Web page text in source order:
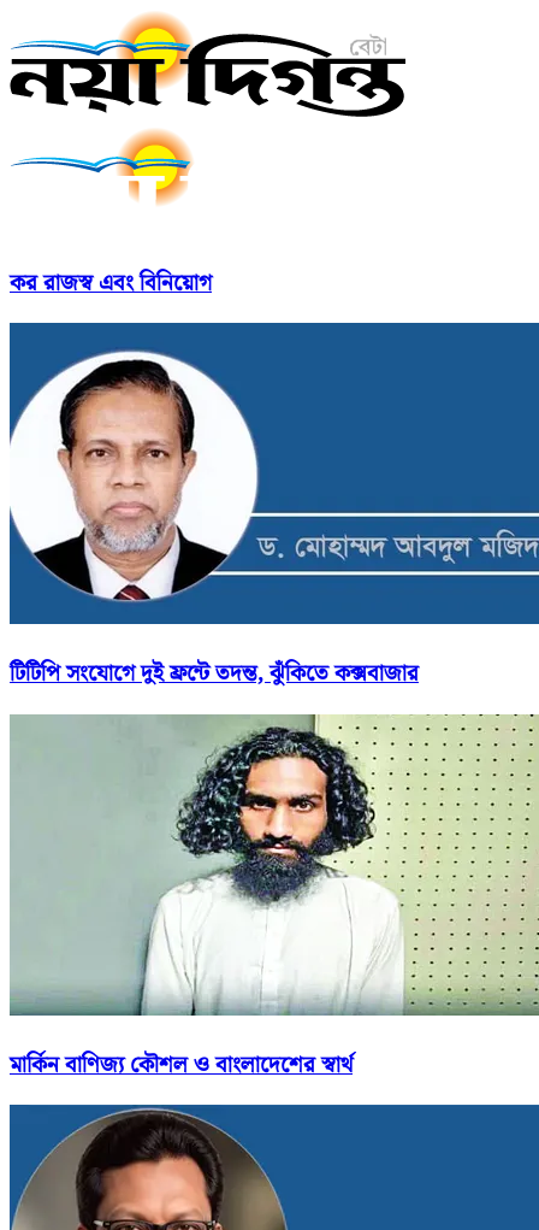
কর রাজস্ব এবং বিনিয়োগ
টিটিপি সংযোগে দুই ফ্রন্টে তদন্ত, ঝুঁকিতে কক্সবাজার
মার্কিন বাণিজ্য কৌশল ও বাংলাদেশের স্বার্থ